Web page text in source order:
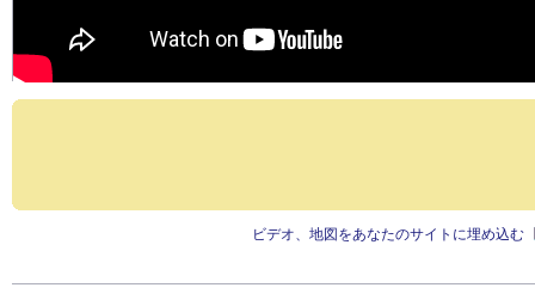
ビデオ、地図をあなたのサイトに埋め込む